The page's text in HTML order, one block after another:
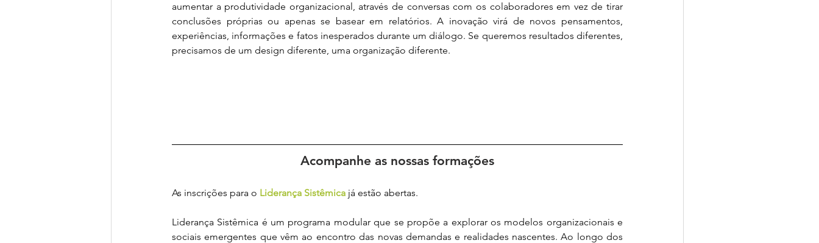
aumentar a produtividade organizacional, através de conversas com os colaboradores em vez de tirar
conclusões próprias ou apenas se basear em relatórios. A inovação virá de novos pensamentos,
experiências, informações e fatos inesperados durante um diálogo. Se queremos resultados diferentes,
precisamos de um design diferente, uma organização diferente.
Acompanhe as nossas formações
As inscrições para o Liderança Sistêmica já estão abertas.
Liderança Sistêmica é um programa modular que se propõe a explorar os modelos organizacionais e
sociais emergentes que vêm ao encontro das novas demandas e realidades nascentes. Ao longo dos